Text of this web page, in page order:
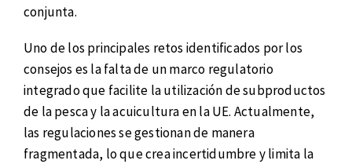
conjunta.
Uno de los principales retos identificados por los
consejos es la falta de un marco regulatorio
integrado que facilite la utilización de subproductos
de la pesca y la acuicultura en la UE. Actualmente,
las regulaciones se gestionan de manera
fragmentada, lo que crea incertidumbre y limita la